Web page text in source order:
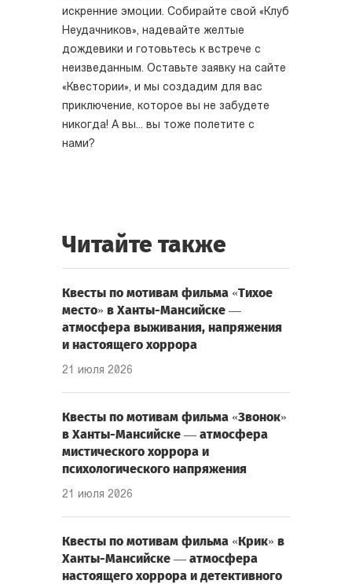
искренние эмоции. Собирайте свой «Клуб
Неудачников», надевайте желтые
дождевики и готовьтесь к встрече с
неизведанным. Оставьте заявку на сайте
«Квестории», и мы создадим для вас
приключение, которое вы не забудете
никогда! А вы... вы тоже полетите с
нами?
Читайте также
Квесты по мотивам фильма «Тихое
место» в Ханты-Мансийске —
атмосфера выживания, напряжения
и настоящего хоррора
21 июля 2026
Квесты по мотивам фильма «Звонок»
в Ханты-Мансийске — атмосфера
мистического хоррора и
психологического напряжения
21 июля 2026
Квесты по мотивам фильма «Крик» в
Ханты-Мансийске — атмосфера
настоящего хоррора и детективного